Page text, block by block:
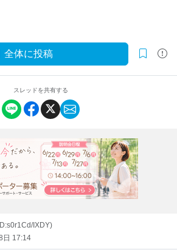
全体に投稿
スレッドを共有する
IXDY)
日 17:14